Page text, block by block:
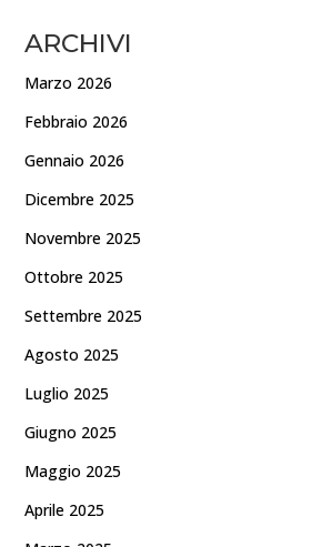
ARCHIVI
Marzo 2026
Febbraio 2026
Gennaio 2026
Dicembre 2025
Novembre 2025
Ottobre 2025
Settembre 2025
Agosto 2025
Luglio 2025
Giugno 2025
Maggio 2025
Aprile 2025